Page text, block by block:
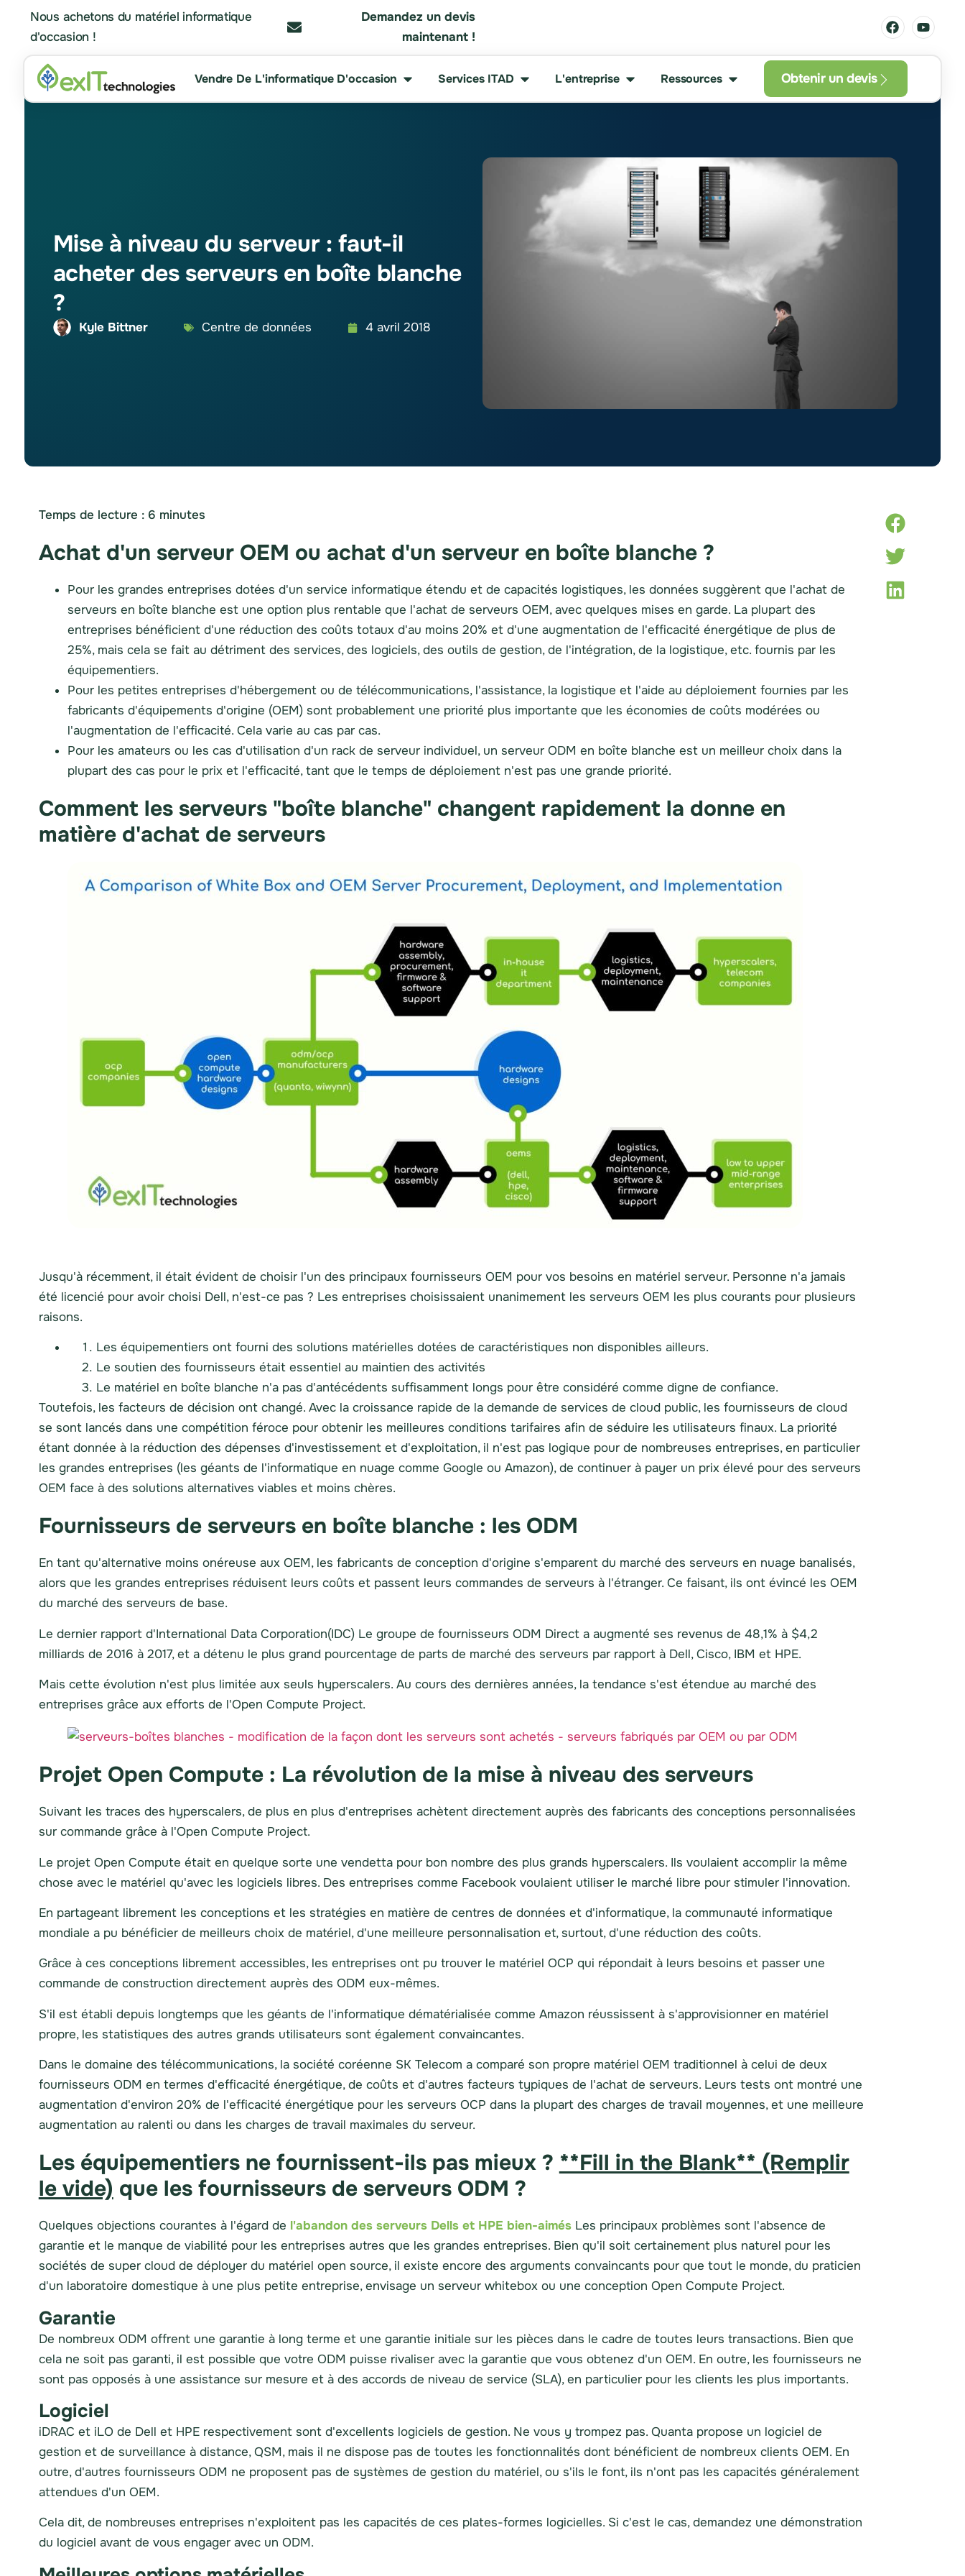
Nous achetons du matériel informatique
d'occasion !
Demandez un devis
maintenant !
Vendre De L'informatique D'occasion Services ITAD L'entreprise Ressources Obtenir un devis
Mise à niveau du serveur : faut-il
acheter des serveurs en boîte blanche
?
Kyle Bittner Centre de données 4 avril 2018
Temps de lecture : 6 minutes
Achat d'un serveur OEM ou achat d'un serveur en boîte blanche ?
Pour les grandes entreprises dotées d'un service informatique étendu et de capacités logistiques, les données suggèrent que l'achat de
serveurs en boîte blanche est une option plus rentable que l'achat de serveurs OEM, avec quelques mises en garde. La plupart des
entreprises bénéficient d'une réduction des coûts totaux d'au moins 20% et d'une augmentation de l'efficacité énergétique de plus de
25%, mais cela se fait au détriment des services, des logiciels, des outils de gestion, de l'intégration, de la logistique, etc. fournis par les
équipementiers.
Pour les petites entreprises d'hébergement ou de télécommunications, l'assistance, la logistique et l'aide au déploiement fournies par les
fabricants d'équipements d'origine (OEM) sont probablement une priorité plus importante que les économies de coûts modérées ou
l'augmentation de l'efficacité. Cela varie au cas par cas.
Pour les amateurs ou les cas d'utilisation d'un rack de serveur individuel, un serveur ODM en boîte blanche est un meilleur choix dans la
plupart des cas pour le prix et l'efficacité, tant que le temps de déploiement n'est pas une grande priorité.
Comment les serveurs "boîte blanche" changent rapidement la donne en
matière d'achat de serveurs
Jusqu'à récemment, il était évident de choisir l'un des principaux fournisseurs OEM pour vos besoins en matériel serveur. Personne n'a jamais
été licencié pour avoir choisi Dell, n'est-ce pas ? Les entreprises choisissaient unanimement les serveurs OEM les plus courants pour plusieurs
raisons.
Les équipementiers ont fourni des solutions matérielles dotées de caractéristiques non disponibles ailleurs.
Le soutien des fournisseurs était essentiel au maintien des activités
Le matériel en boîte blanche n'a pas d'antécédents suffisamment longs pour être considéré comme digne de confiance.
Toutefois, les facteurs de décision ont changé. Avec la croissance rapide de la demande de services de cloud public, les fournisseurs de cloud
se sont lancés dans une compétition féroce pour obtenir les meilleures conditions tarifaires afin de séduire les utilisateurs finaux. La priorité
étant donnée à la réduction des dépenses d'investissement et d'exploitation, il n'est pas logique pour de nombreuses entreprises, en particulier
les grandes entreprises (les géants de l'informatique en nuage comme Google ou Amazon), de continuer à payer un prix élevé pour des serveurs
OEM face à des solutions alternatives viables et moins chères.
Fournisseurs de serveurs en boîte blanche : les ODM
En tant qu'alternative moins onéreuse aux OEM, les fabricants de conception d'origine s'emparent du marché des serveurs en nuage banalisés,
alors que les grandes entreprises réduisent leurs coûts et passent leurs commandes de serveurs à l'étranger. Ce faisant, ils ont évincé les OEM
du marché des serveurs de base.
Le dernier rapport d'International Data Corporation(IDC) Le groupe de fournisseurs ODM Direct a augmenté ses revenus de 48,1% à $4,2
milliards de 2016 à 2017, et a détenu le plus grand pourcentage de parts de marché des serveurs par rapport à Dell, Cisco, IBM et HPE.
Mais cette évolution n'est plus limitée aux seuls hyperscalers. Au cours des dernières années, la tendance s'est étendue au marché des
entreprises grâce aux efforts de l'Open Compute Project.
Projet Open Compute : La révolution de la mise à niveau des serveurs
Suivant les traces des hyperscalers, de plus en plus d'entreprises achètent directement auprès des fabricants des conceptions personnalisées
sur commande grâce à l'Open Compute Project.
Le projet Open Compute était en quelque sorte une vendetta pour bon nombre des plus grands hyperscalers. Ils voulaient accomplir la même
chose avec le matériel qu'avec les logiciels libres. Des entreprises comme Facebook voulaient utiliser le marché libre pour stimuler l'innovation.
En partageant librement les conceptions et les stratégies en matière de centres de données et d'informatique, la communauté informatique
mondiale a pu bénéficier de meilleurs choix de matériel, d'une meilleure personnalisation et, surtout, d'une réduction des coûts.
Grâce à ces conceptions librement accessibles, les entreprises ont pu trouver le matériel OCP qui répondait à leurs besoins et passer une
commande de construction directement auprès des ODM eux-mêmes.
S'il est établi depuis longtemps que les géants de l'informatique dématérialisée comme Amazon réussissent à s'approvisionner en matériel
propre, les statistiques des autres grands utilisateurs sont également convaincantes.
Dans le domaine des télécommunications, la société coréenne SK Telecom a comparé son propre matériel OEM traditionnel à celui de deux
fournisseurs ODM en termes d'efficacité énergétique, de coûts et d'autres facteurs typiques de l'achat de serveurs. Leurs tests ont montré une
augmentation d'environ 20% de l'efficacité énergétique pour les serveurs OCP dans la plupart des charges de travail moyennes, et une meilleure
augmentation au ralenti ou dans les charges de travail maximales du serveur.
Les équipementiers ne fournissent-ils pas mieux ? **Fill in the Blank** (Remplir
le vide) que les fournisseurs de serveurs ODM ?
Quelques objections courantes à l'égard de l'abandon des serveurs Dells et HPE bien-aimésLes principaux problèmes sont l'absence de
garantie et le manque de viabilité pour les entreprises autres que les grandes entreprises. Bien qu'il soit certainement plus naturel pour les
sociétés de super cloud de déployer du matériel open source, il existe encore des arguments convaincants pour que tout le monde, du praticien
d'un laboratoire domestique à une plus petite entreprise, envisage un serveur whitebox ou une conception Open Compute Project.
Garantie
De nombreux ODM offrent une garantie à long terme et une garantie initiale sur les pièces dans le cadre de toutes leurs transactions. Bien que
cela ne soit pas garanti, il est possible que votre ODM puisse rivaliser avec la garantie que vous obtenez d'un OEM. En outre, les fournisseurs ne
sont pas opposés à une assistance sur mesure et à des accords de niveau de service (SLA), en particulier pour les clients les plus importants.
Logiciel
iDRAC et iLO de Dell et HPE respectivement sont d'excellents logiciels de gestion. Ne vous y trompez pas. Quanta propose un logiciel de
gestion et de surveillance à distance, QSM, mais il ne dispose pas de toutes les fonctionnalités dont bénéficient de nombreux clients OEM. En
outre, d'autres fournisseurs ODM ne proposent pas de systèmes de gestion du matériel, ou s'ils le font, ils n'ont pas les capacités généralement
attendues d'un OEM.
Cela dit, de nombreuses entreprises n'exploitent pas les capacités de ces plates-formes logicielles. Si c'est le cas, demandez une démonstration
du logiciel avant de vous engager avec un ODM.